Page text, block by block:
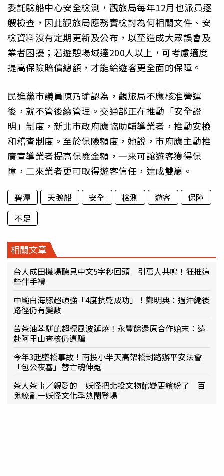
委託驗船中心安全檢測，觀旅局每年12月也派員逐
艘檢查，因此觀旅局應務實檢討為何相關文件、安
檢資料沒有定期更新及公布，以至造成大眾誤會及
業者困擾；若遊憩場域達200人以上，可考慮適度
提高保險賠償總額，才能給遊客更全面的保障。
民進黨市議員陳乃瑜認為，觀旅局不應核准營運
後，就不管後續管理。交通部正在推動「安全證
明」制度，新北市政府應協助輔導業者，推動安檢
和稽查制度。至於保險額度，她說，市府應主動推
廣宣導業者提高保險金額，一來可讓遊客獲得保
障，二來業者更可取得遊客信任，達成雙贏。
碧潭 天鵝船 安全 檢測 遊客
保障
不足
相關文章
台人成田機場聽見中文5字秒回頭 引萬人共鳴！狂推這
些伴手禮
中颱白海豚超頑強「4度抗乾成功」！鄭明典：過沖繩後
路徑仍有變數
苦茶油苯駢芘超標風波延燒！永豐餘還原合作始末：遠
赴阿里山查核仍遭騙
今年3起墜橋事故！南投小半天高架橋封路辦平安法會
「包公夜審」替亡魂伸冤
茶人茶事／親愛的 妖怪把北投文物館變更繽紛了 百
鬼繚亂一妖怪文化季熱鬧登場